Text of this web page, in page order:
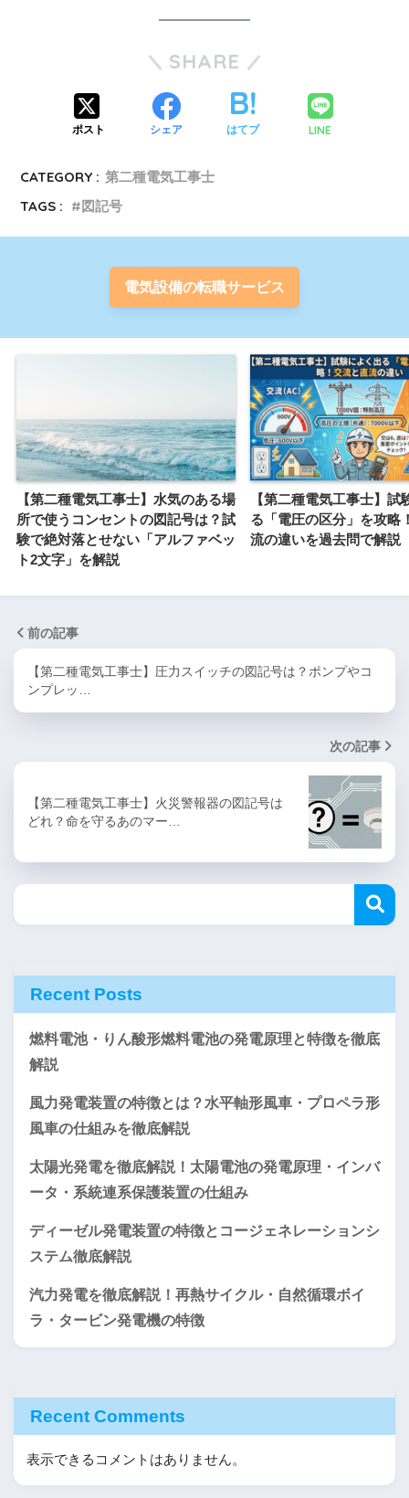
SHARE
ポスト シェア はてブ LINE
CATEGORY : 第二種電気工事士
TAGS :
図記号
電気設備の転職サービス
【第二種電気工事士】水気のある場
所で使うコンセントの図記号は？試
験で絶対落とせない「アルファベッ
ト2文字」を解説
【第二種電気工事士】試
る「電圧の区分」を攻略
流の違いを過去問で解説
前の記事
【第二種電気工事士】圧力スイッチの図記号は？ポンプやコ
ンプレッ…
次の記事
【第二種電気工事士】火災警報器の図記号は
どれ？命を守るあのマー…
Recent Posts
燃料電池・りん酸形燃料電池の発電原理と特徴を徹底
解説
風力発電装置の特徴とは？水平軸形風車・プロペラ形
風車の仕組みを徹底解説
太陽光発電を徹底解説！太陽電池の発電原理・インバ
ータ・系統連系保護装置の仕組み
ディーゼル発電装置の特徴とコージェネレーションシ
ステム徹底解説
汽力発電を徹底解説！再熱サイクル・自然循環ボイ
ラ・タービン発電機の特徴
Recent Comments
表示できるコメントはありません。